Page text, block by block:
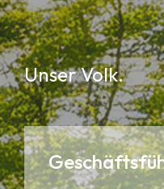
Unser Volk.